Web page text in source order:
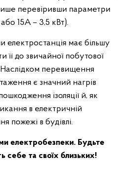
перевіривши параметри
15А – 3,5 кВт).
електростанція має більшу
її до звичайної побутової
перевищення
є значний нагрів
ізоляції й, як
в електричній
пожежі в будівлі.
електробезпеки. Будьте
себе та своїх близьких!